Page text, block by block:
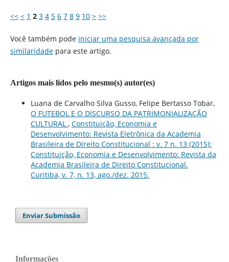
<< < 1 2 3 4 5 6 7 8 9 10 > >>
Você também pode iniciar uma pesquisa avançada por
similaridadepara este artigo.
Artigos mais lidos pelo mesmo(s) autor(es)
Luana de Carvalho Silva Gusso, Felipe Bertasso Tobar,
O FUTEBOL E O DISCURSO DA PATRIMONIALIZAÇÃO
CULTURAL , Constituição, Economia e
Desenvolvimento: Revista Eletrônica da Academia
Brasileira de Direito Constitucional : v. 7 n. 13 (2015):
Constituição, Economia e Desenvolvimento: Revista da
Academia Brasileira de Direito Constitucional.
Curitiba, v. 7, n. 13, ago./dez. 2015.
Enviar Submissão
Informações